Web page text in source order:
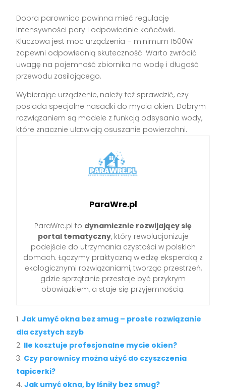
Dobra parownica powinna mieć regulację
intensywności pary i odpowiednie końcówki.
Kluczowa jest moc urządzenia – minimum 1500W
zapewni odpowiednią skuteczność. Warto zwrócić
uwagę na pojemność zbiornika na wodę i długość
przewodu zasilającego.
Wybierając urządzenie, należy też sprawdzić, czy
posiada specjalne nasadki do mycia okien. Dobrym
rozwiązaniem są modele z funkcją odsysania wody,
które znacznie ułatwiają osuszanie powierzchni.
ParaWre.pl
ParaWre.pl to dynamicznie rozwijający się
portal tematyczny, który rewolucjonizuje
podejście do utrzymania czystości w polskich
domach. Łączymy praktyczną wiedzę ekspercką z
ekologicznymi rozwiązaniami, tworząc przestrzeń,
gdzie sprzątanie przestaje być przykrym
obowiązkiem, a staje się przyjemnością.
Jak umyć okna bez smug – proste rozwiązanie
dla czystych szyb
Ile kosztuje profesjonalne mycie okien?
Czy parownicy można użyć do czyszczenia
tapicerki?
Jak umyć okna, by lśniły bez smug?